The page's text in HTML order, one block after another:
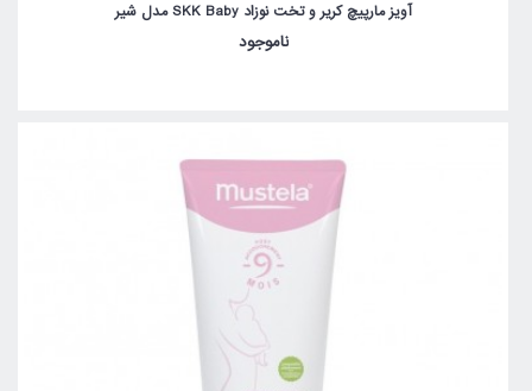
آویز مارپیچ کریر و تخت نوزاد SKK Baby مدل شیر
ناموجود